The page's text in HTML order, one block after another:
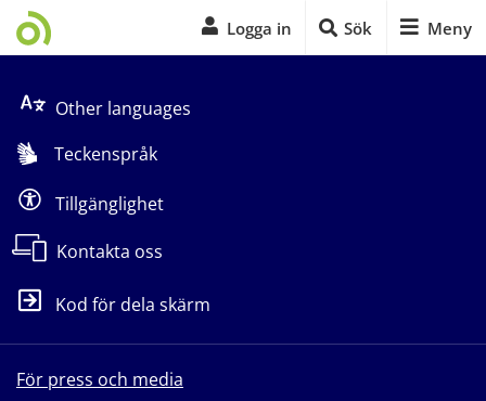
Logga in Sök Meny
Other languages
Teckenspråk
Tillgänglighet
Kontakta oss
Kod för dela skärm
För press och media